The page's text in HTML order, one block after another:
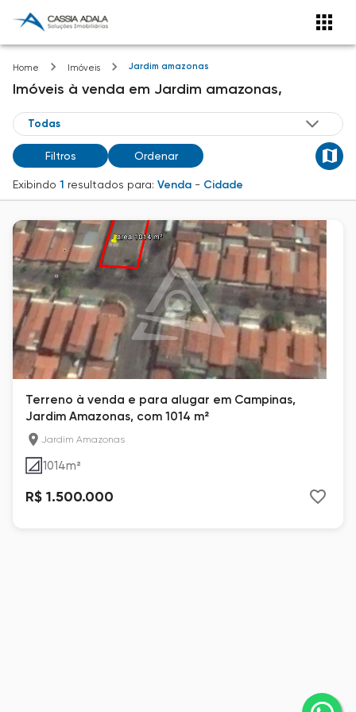
Home Imóveis Jardim amazonas
Imóveis à venda em Jardim amazonas,
Filtros Ordenar
Exibindo 1 resultados para: Venda - Cidade
Terreno à venda e para alugar em Campinas,
Jardim Amazonas, com 1014 m²
Jardim Amazonas
1014m²
R$ 1.500.000